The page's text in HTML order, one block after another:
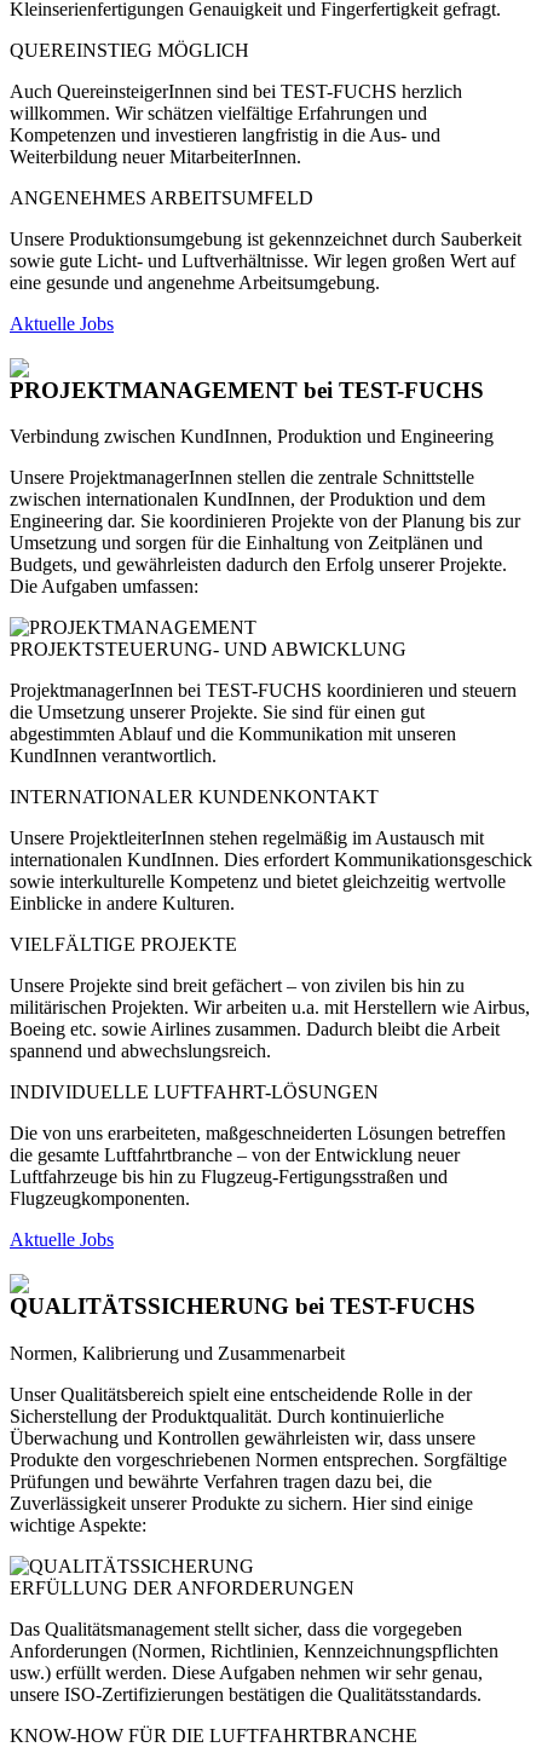
Kleinserienfertigungen Genauigkeit und Fingerfertigkeit gefragt.
QUEREINSTIEG MÖGLICH
Auch QuereinsteigerInnen sind bei TEST-FUCHS herzlich
willkommen. Wir schätzen vielfältige Erfahrungen und
Kompetenzen und investieren langfristig in die Aus- und
Weiterbildung neuer MitarbeiterInnen.
ANGENEHMES ARBEITSUMFELD
Unsere Produktionsumgebung ist gekennzeichnet durch Sauberkeit
sowie gute Licht- und Luftverhältnisse. Wir legen großen Wert auf
eine gesunde und angenehme Arbeitsumgebung.
Aktuelle Jobs
PROJEKTMANAGEMENT bei TEST-FUCHS
Verbindung zwischen KundInnen, Produktion und Engineering
Unsere ProjektmanagerInnen stellen die zentrale Schnittstelle
zwischen internationalen KundInnen, der Produktion und dem
Engineering dar. Sie koordinieren Projekte von der Planung bis zur
Umsetzung und sorgen für die Einhaltung von Zeitplänen und
Budgets, und gewährleisten dadurch den Erfolg unserer Projekte.
Die Aufgaben umfassen:
PROJEKTSTEUERUNG- UND ABWICKLUNG
ProjektmanagerInnen bei TEST-FUCHS koordinieren und steuern
die Umsetzung unserer Projekte. Sie sind für einen gut
abgestimmten Ablauf und die Kommunikation mit unseren
KundInnen verantwortlich.
INTERNATIONALER KUNDENKONTAKT
Unsere ProjektleiterInnen stehen regelmäßig im Austausch mit
internationalen KundInnen. Dies erfordert Kommunikationsgeschick
sowie interkulturelle Kompetenz und bietet gleichzeitig wertvolle
Einblicke in andere Kulturen.
VIELFÄLTIGE PROJEKTE
Unsere Projekte sind breit gefächert – von zivilen bis hin zu
militärischen Projekten. Wir arbeiten u.a. mit Herstellern wie Airbus,
Boeing etc. sowie Airlines zusammen. Dadurch bleibt die Arbeit
spannend und abwechslungsreich.
INDIVIDUELLE LUFTFAHRT-LÖSUNGEN
Die von uns erarbeiteten, maßgeschneiderten Lösungen betreffen
die gesamte Luftfahrtbranche – von der Entwicklung neuer
Luftfahrzeuge bis hin zu Flugzeug-Fertigungsstraßen und
Flugzeugkomponenten.
Aktuelle Jobs
QUALITÄTSSICHERUNG bei TEST-FUCHS
Normen, Kalibrierung und Zusammenarbeit
Unser Qualitätsbereich spielt eine entscheidende Rolle in der
Sicherstellung der Produktqualität. Durch kontinuierliche
Überwachung und Kontrollen gewährleisten wir, dass unsere
Produkte den vorgeschriebenen Normen entsprechen. Sorgfältige
Prüfungen und bewährte Verfahren tragen dazu bei, die
Zuverlässigkeit unserer Produkte zu sichern. Hier sind einige
wichtige Aspekte:
ERFÜLLUNG DER ANFORDERUNGEN
Das Qualitätsmanagement stellt sicher, dass die vorgegeben
Anforderungen (Normen, Richtlinien, Kennzeichnungspflichten
usw.) erfüllt werden. Diese Aufgaben nehmen wir sehr genau,
unsere ISO-Zertifizierungen bestätigen die Qualitätsstandards.
KNOW-HOW FÜR DIE LUFTFAHRTBRANCHE